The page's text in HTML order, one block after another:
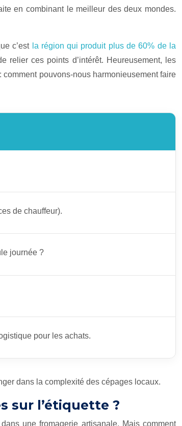
en combinant le meilleur des deux mondes.
c’est la région qui produit plus de 60% de la
relier ces points d’intérêt. Heureusement, les
pouvons-nous harmonieusement faire
de chauffeur).
journée ?
pour les achats.
dans la complexité des cépages locaux.
sur l’étiquette ?
une fromagerie artisanale. Mais comment